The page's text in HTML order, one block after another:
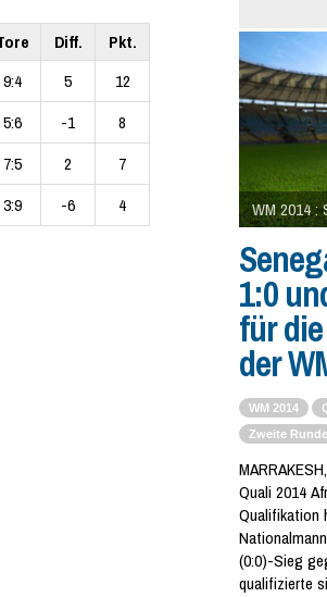
Diff.
Pkt.
9:4 5
12
5:6 -1
8
7:5 2
7
3:9 -6 4 WM 2014 :
1:0
für
der
WM 2014
Zweite
Quali 2014
Qualifikation
(0:0)-Sieg
qualifizierte